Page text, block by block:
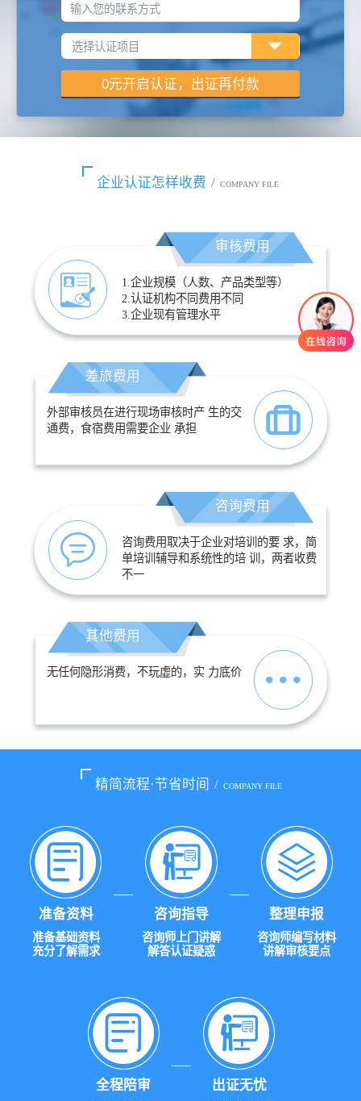
输入您的联系方式
企业认证怎样收费 / COMPANY FILE
审核费用
1.企业规模（人数、产品类型等）
2.认证机构不同费用不同
3.企业现有管理水平
差旅费用
外部审核员在进行现场审核时产 生的交
通费，食宿费用需要企业 承担
咨询费用
咨询费用取决于企业对培训的要 求，简
单培训辅导和系统性的培 训，两者收费
不一
其他费用
无任何隐形消费，不玩虚的，实 力底价
精简流程·节省时间 / COMPANY FILE
准备资料
准备基础资料
充分了解需求
咨询指导
咨询师上门讲解
解答认证疑惑
整理申报
咨询师编写材料
讲解审核要点
全程陪审 出证无忧